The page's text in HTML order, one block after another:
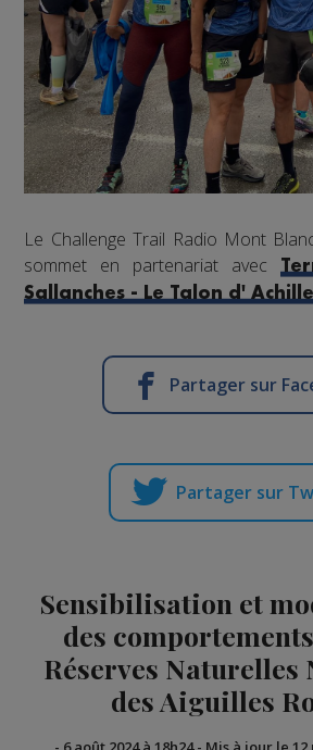
Le Challenge Trail Radio Mont
sommet en partenariat avec
Sallanches - Le Talon d' Achille
Partager sur
Partager sur
Sensibilisation et
des
Réserves Naturelles
des Aiguilles